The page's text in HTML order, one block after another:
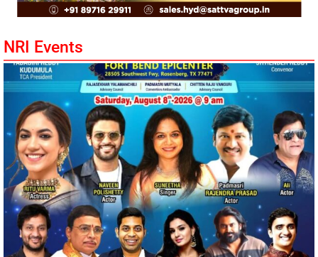
NRI Events